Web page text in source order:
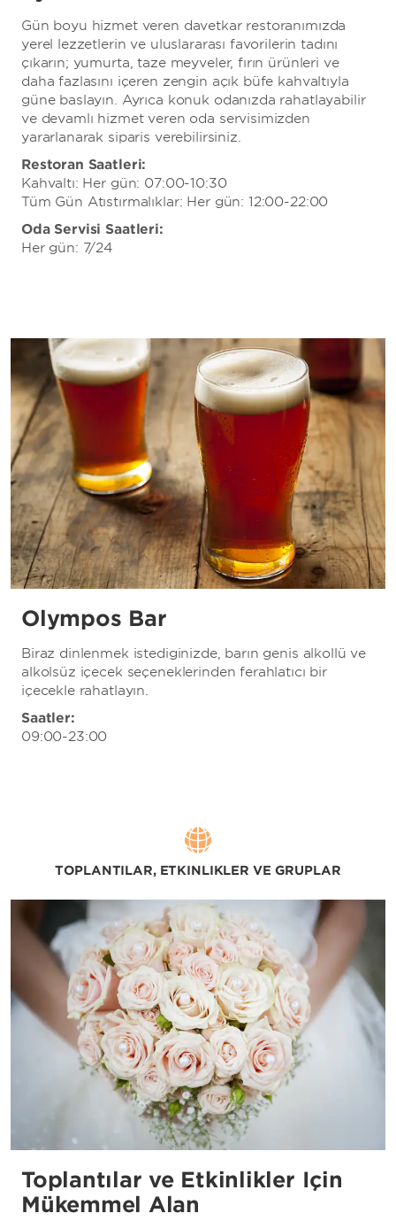
Gün boyu hizmet veren davetkar restoranımızda
yerel lezzetlerin ve uluslararası favorilerin tadını
çıkarın; yumurta, taze meyveler, fırın ürünleri ve
daha fazlasını içeren zengin açık büfe kahvaltıyla
güne başlayın. Ayrıca konuk odanızda rahatlayabilir
ve devamlı hizmet veren oda servisimizden
yararlanarak sipariş verebilirsiniz.
Restoran Saatleri:
Kahvaltı: Her gün: 07:00-10:30
Tüm Gün Atıştırmalıklar: Her gün: 12:00-22:00
Oda Servisi Saatleri:
Her gün: 7/24
Olympos Bar
Biraz dinlenmek istediğinizde, barın geniş alkollü ve
alkolsüz içecek seçeneklerinden ferahlatıcı bir
içecekle rahatlayın.
Saatler:
09:00-23:00
TOPLANTILAR, ETKİNLİKLER VE GRUPLAR
Toplantılar ve Etkinlikler İçin
Mükemmel Alan